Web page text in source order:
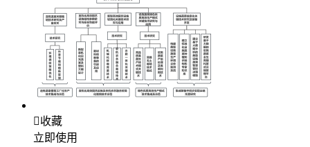
收藏
立即使用